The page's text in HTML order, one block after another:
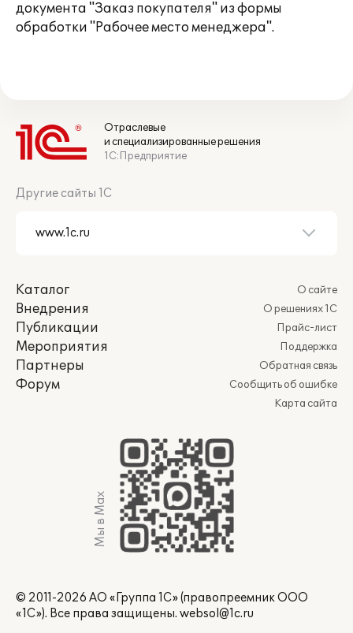
документа "Заказ покупателя" из формы
обработки "Рабочее место менеджера".
Отраслевые
и специализированные решения
1С:Предприятие
Другие сайты 1С
Каталог
Внедрения
Публикации
Мероприятия
Партнеры
Форум
О сайте
О решениях 1С
Прайс-лист
Поддержка
Обратная связь
Сообщить об ошибке
Карта сайта
Мы в Max
© 2011-2026 АО «Группа 1С» (правопреемник ООО
«1С»). Все права защищены. websol@1c.ru